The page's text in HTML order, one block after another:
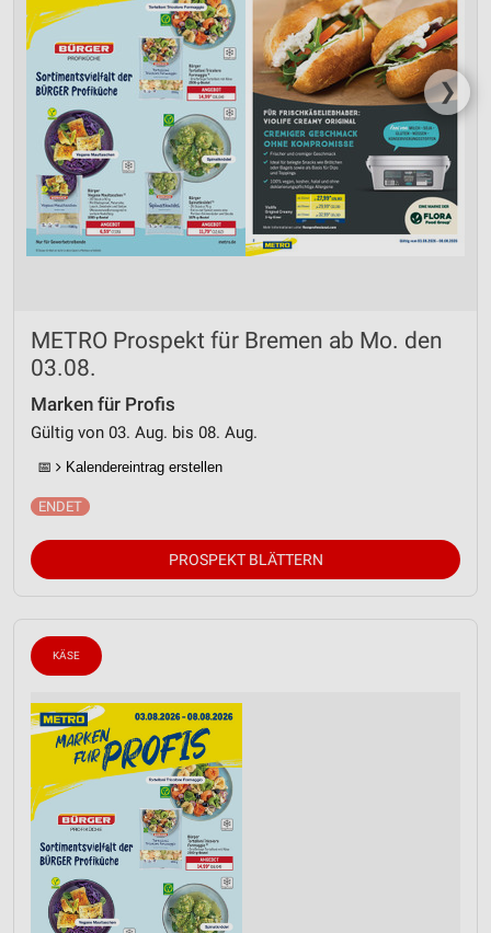
❯
METRO Prospekt für Bremen ab Mo. den
03.08.
Marken für Profis
Gültig von 03. Aug. bis 08. Aug.
📅 Kalendereintrag erstellen
PROSPEKT BLÄTTERN
KÄSE